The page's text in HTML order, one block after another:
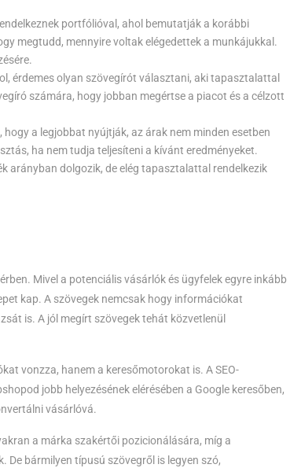
portfólióval, ahol bemutatják a korábbi
megtudd, mennyire voltak elégedettek a munkájukkal.
érdemes olyan szövegírót választani, aki tapasztalattal
számára, hogy jobban megértse a piacot és a célzott
a legjobbat nyújtják, az árak nem minden esetben
ha nem tudja teljesíteni a kívánt eredményeket.
arányban dolgozik, de elég tapasztalattal rendelkezik
Mivel a potenciális vásárlók és ügyfelek egyre inkább
kap. A szövegek nemcsak hogy információkat
is. A jól megírt szövegek tehát közvetlenül
vonzza, hanem a keresőmotorokat is. A SEO-
jobb helyezésének elérésében a Google keresőben,
vásárlóvá.
a márka szakértői pozicionálására, míg a
bármilyen típusú szövegről is legyen szó,